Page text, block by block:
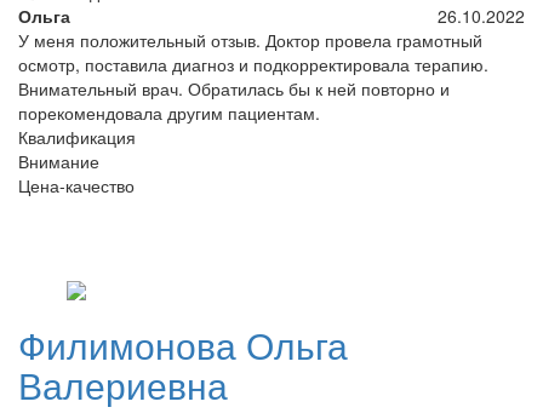
Ольга
26.10.2022
У меня положительный отзыв. Доктор провела грамотный
осмотр, поставила диагноз и подкорректировала терапию.
Внимательный врач. Обратилась бы к ней повторно и
порекомендовала другим пациентам.
Квалификация
Внимание
Цена-качество
Филимонова Ольга
Валериевна